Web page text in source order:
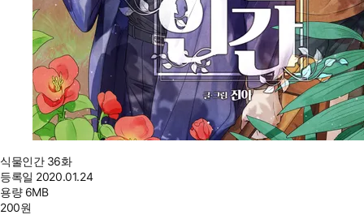
식물인간 36화
등록일 2020.01.24
용량 6MB
200원